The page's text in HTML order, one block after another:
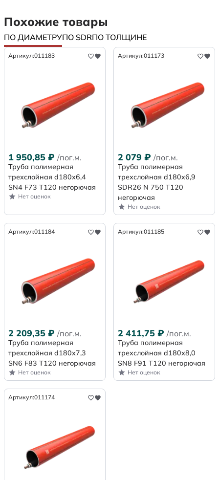
Похожие товары
ПО ДИАМЕТРУПО SDRПО ТОЛЩИНЕ
Артикул:011183
1 950,85 ₽ /пог.м.
Труба полимерная
трехслойная d180х6,4
SN4 F73 Т120 негорючая
Нет оценок
Артикул:011173
2 079 ₽ /пог.м.
Труба полимерная
трехслойная d180x6,9
SDR26 N 750 Т120
негорючая
Нет оценок
Артикул:011184
2 209,35 ₽ /пог.м.
Труба полимерная
трехслойная d180х7,3
SN6 F83 Т120 негорючая
Нет оценок
Артикул:011185
2 411,75 ₽ /пог.м.
Труба полимерная
трехслойная d180х8,0
SN8 F91 Т120 негорючая
Нет оценок
Артикул:011174